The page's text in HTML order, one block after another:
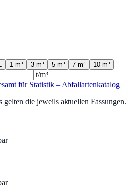
1 m³ 3 m³ 5 m³ 7 m³ 10 m³
t/m³
für Statistik – Abfallartenkatalog
gelten die jeweils aktuellen Fassungen.